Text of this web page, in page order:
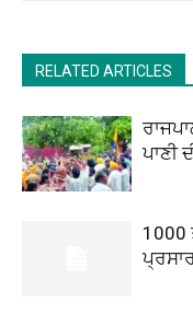
RELATED ARTICLES
ਪਾਣੀ
1000